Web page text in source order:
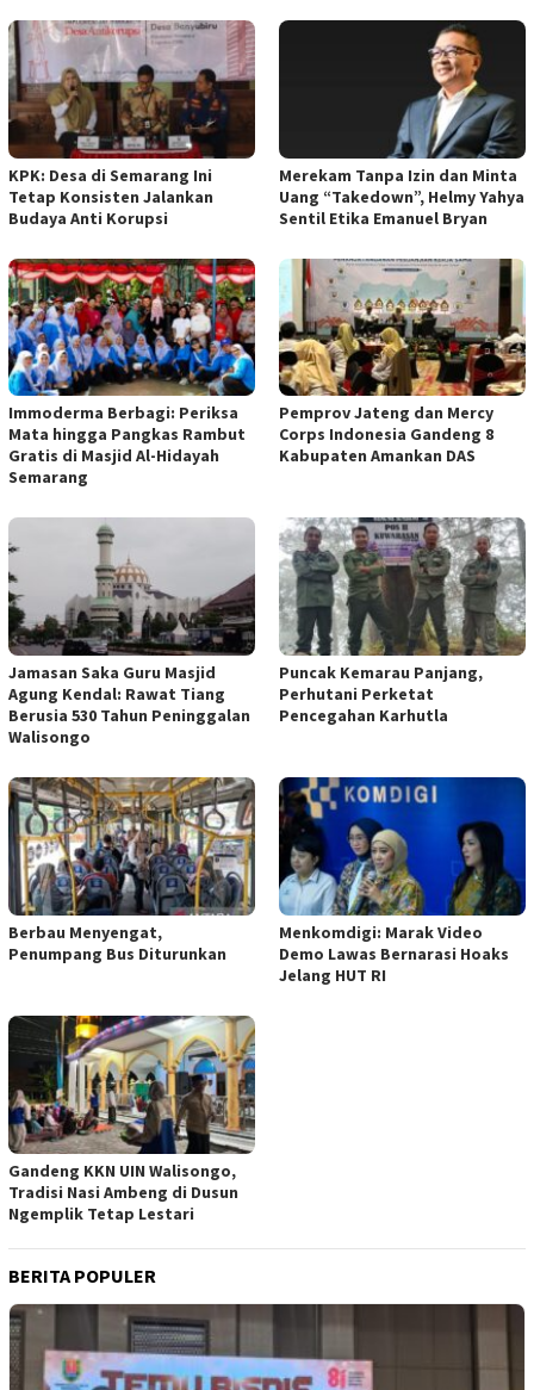
KPK: Desa di Semarang Ini
Tetap Konsisten Jalankan
Budaya Anti Korupsi
Merekam Tanpa Izin dan Minta
Uang “Takedown”, Helmy Yahya
Sentil Etika Emanuel Bryan
Immoderma Berbagi: Periksa
Mata hingga Pangkas Rambut
Gratis di Masjid Al-Hidayah
Semarang
Pemprov Jateng dan Mercy
Corps Indonesia Gandeng 8
Kabupaten Amankan DAS
Jamasan Saka Guru Masjid
Agung Kendal: Rawat Tiang
Berusia 530 Tahun Peninggalan
Walisongo
Puncak Kemarau Panjang,
Perhutani Perketat
Pencegahan Karhutla
Berbau Menyengat,
Penumpang Bus Diturunkan
Menkomdigi: Marak Video
Demo Lawas Bernarasi Hoaks
Jelang HUT RI
Gandeng KKN UIN Walisongo,
Tradisi Nasi Ambeng di Dusun
Ngemplik Tetap Lestari
BERITA POPULER